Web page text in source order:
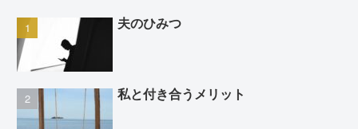
夫のひみつ
私と付き合うメリット